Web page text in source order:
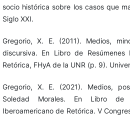
socio histórica sobre los casos que
Siglo XXI.
Gregorio, X. E. (2011). Medios,
discursiva. En Libro de
Retórica, FHyA de la UNR (p. 9).
Gregorio, X. E. (2021). Medios,
Soledad Morales. En Libro de
Iberoamericano de Retórica. V